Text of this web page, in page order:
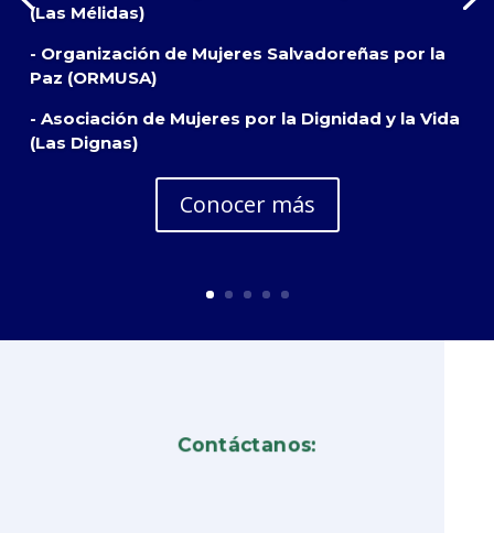
(Las Mélidas)
- Organización de Mujeres Salvadoreñas por la
Paz (ORMUSA)
- Asociación de Mujeres por la Dignidad y la Vida
(Las Dignas)
Conocer más
Contáctanos: